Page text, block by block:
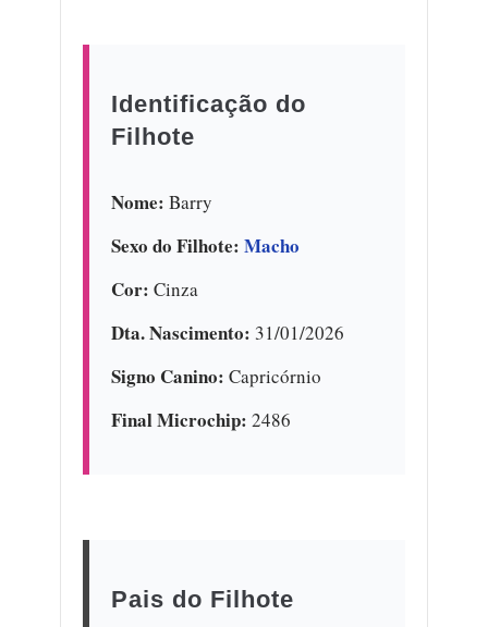
Identificação do
Filhote
Nome: Barry
Sexo do Filhote: Macho
Cor: Cinza
Dta. Nascimento: 31/01/2026
Signo Canino: Capricórnio
Final Microchip: 2486
Pais do Filhote